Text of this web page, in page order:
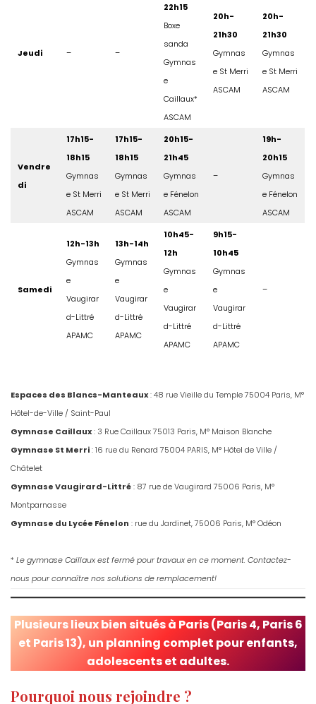
Jeudi – –
22h15
Boxe
sanda
Gymnas
e
Caillaux*
ASCAM
20h-
21h30
Gymnas
e St Merri
ASCAM
20h-
21h30
Gymnas
e St Merri
ASCAM
Vendre
di
17h15-
18h15
Gymnas
e St Merri
ASCAM
17h15-
18h15
Gymnas
e St Merri
ASCAM
20h15-
21h45
Gymnas
e Fénelon
ASCAM
–
19h-
20h15
Gymnas
e Fénelon
ASCAM
Samedi
12h-13h
Gymnas
e
Vaugirar
d-Littré
APAMC
13h-14h
Gymnas
e
Vaugirar
d-Littré
APAMC
10h45-
12h
Gymnas
e
Vaugirar
d-Littré
APAMC
9h15-
10h45
Gymnas
e
Vaugirar
d-Littré
APAMC
–
Espaces des Blancs-Manteaux: 48 rue Vieille du Temple 75004 Paris, M°
Hôtel-de-Ville / Saint-Paul
Gymnase Caillaux: 3 Rue Caillaux 75013 Paris, M° Maison Blanche
Gymnase St Merri: 16 rue du Renard 75004 PARIS, M° Hôtel de Ville /
Châtelet
Gymnase Vaugirard-Littré: 87 rue de Vaugirard 75006 Paris, M°
Montparnasse
Gymnase du Lycée Fénelon : rue du Jardinet, 75006 Paris, M° Odéon
* Le gymnase Caillaux est fermé pour travaux en ce moment. Contactez-
nous pour connaître nos solutions de remplacement!
Plusieurs lieux bien situés à Paris (Paris 4, Paris 6
et Paris 13), un planning complet pour enfants,
adolescents et adultes.
Pourquoi nous rejoindre ?